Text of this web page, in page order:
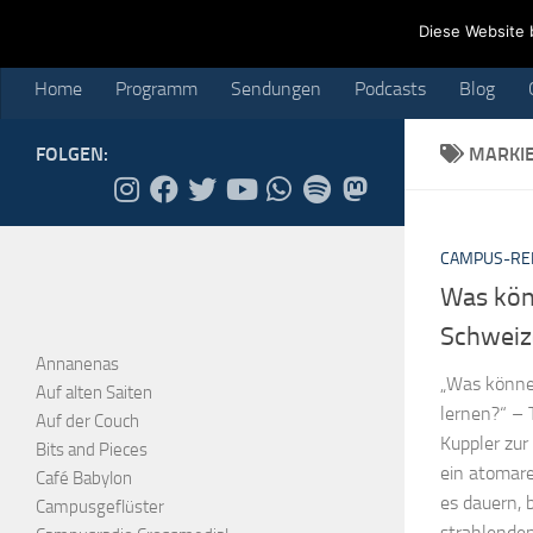
Blog
Home Programm Sendungen Podcasts Blog
CAMPUS-
Was
„Was
lernen?“
Kuppler
ein
es dauern,
FOLGEN:
Annanenas
Auf alten Saiten
Auf der Couch
Bits and Pieces
Café Babylon
Campusgeflüster
Diese Website